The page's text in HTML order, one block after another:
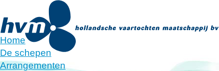
Home
De schepen
Arrangementen